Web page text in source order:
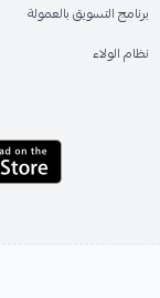
برنامج التسويق بالعمولة
نظام الولاء